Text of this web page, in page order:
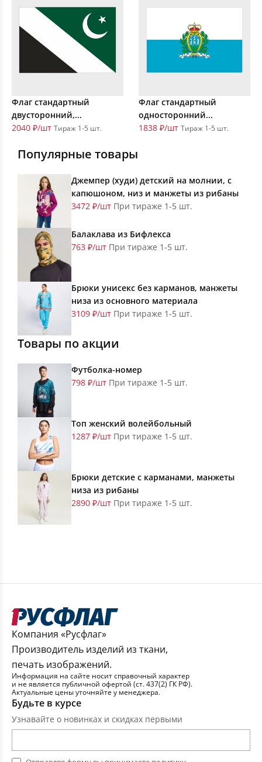
Флаг стандартный
двусторонний,...
2040 ₽/шт Тираж 1-5 шт.
Флаг стандартный
односторонний...
1838 ₽/шт Тираж 1-5 шт.
Популярные товары
Джемпер (худи) детский на молнии, с
капюшоном, низ и манжеты из рибаны
3472 ₽/шт При тираже 1-5 шт.
Балаклава из Бифлекса
763 ₽/шт При тираже 1-5 шт.
Брюки унисекс без карманов, манжеты
низа из основного материала
3109 ₽/шт При тираже 1-5 шт.
Товары по акции
Футболка-номер
798 ₽/шт При тираже 1-5 шт.
Топ женский волейбольный
1287 ₽/шт При тираже 1-5 шт.
Брюки детские с карманами, манжеты
низа из рибаны
2890 ₽/шт При тираже 1-5 шт.
Компания «Русфлаг»
Производитель изделий из ткани,
печать изображений.
Информация на сайте носит справочный характер
и не является публичной офертой (ст. 437(2) ГК РФ).
Актуальные цены уточняйте у менеджера.
Будьте в курсе
Узнавайте о новинках и скидках первыми